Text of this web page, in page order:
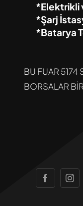
*Elektrikli
*Şarj
*Batarya
BU FUAR 5174
BORSALAR